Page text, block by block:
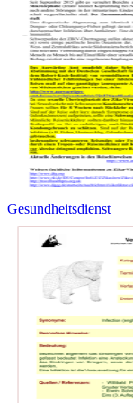
Gesundheitsdienst